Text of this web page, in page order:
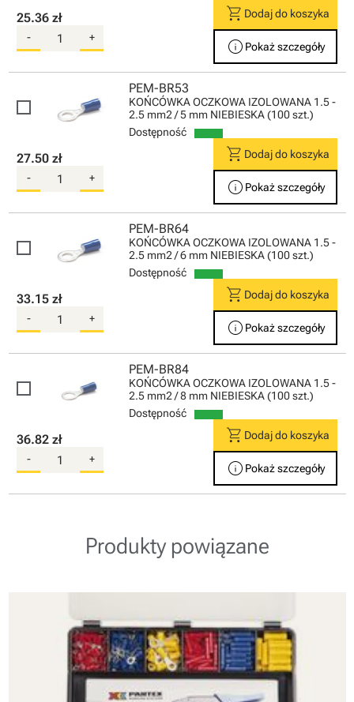
25.36 zł
- +
shopping_cart Dodaj do koszyka
info Pokaż szczegóły
PEM-BR53
KOŃCÓWKA OCZKOWA IZOLOWANA 1.5 -
2.5 mm2 / 5 mm NIEBIESKA (100 szt.)
Dostępność
27.50 zł
- +
shopping_cart Dodaj do koszyka
info Pokaż szczegóły
PEM-BR64
KOŃCÓWKA OCZKOWA IZOLOWANA 1.5 -
2.5 mm2 / 6 mm NIEBIESKA (100 szt.)
Dostępność
33.15 zł
- +
shopping_cart Dodaj do koszyka
info Pokaż szczegóły
PEM-BR84
KOŃCÓWKA OCZKOWA IZOLOWANA 1.5 -
2.5 mm2 / 8 mm NIEBIESKA (100 szt.)
Dostępność
36.82 zł
- +
shopping_cart Dodaj do koszyka
info Pokaż szczegóły
Produkty powiązane